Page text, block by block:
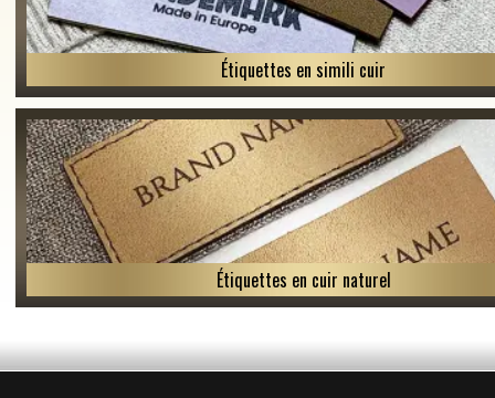
Étiquettes en simili cuir
Étiquettes en cuir naturel